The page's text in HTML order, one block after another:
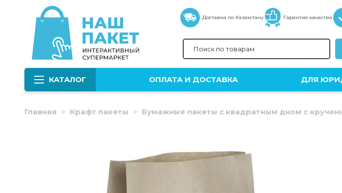
Доставка по Казахстану Гарантия качества
КАТАЛОГ ОПЛАТА И ДОСТАВКА ДЛЯ
Главная Крафт пакеты Бумажные пакеты с квадратным дном с